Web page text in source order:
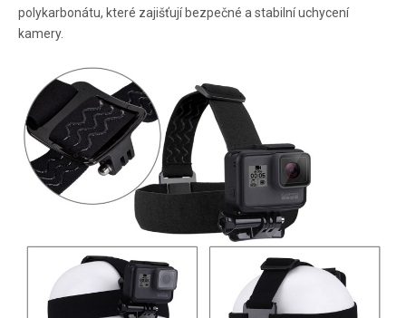
polykarbonátu, které zajišťují bezpečné a stabilní uchycení
kamery.